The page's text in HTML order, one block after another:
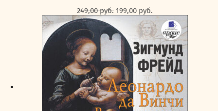
249,00руб. Первоначальная
цена
составляла
249,00 руб..
199,00 руб.
цена:
199,00 руб..